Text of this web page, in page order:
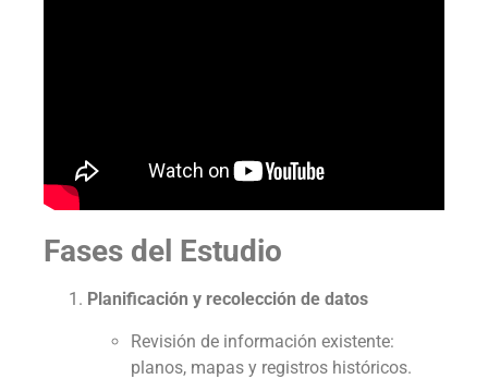
Fases del Estudio
Planificación y recolección de datos
Revisión de información existente:
planos, mapas y registros históricos.